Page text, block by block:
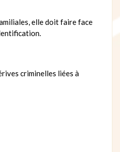
elle doit faire face
criminelles liées à